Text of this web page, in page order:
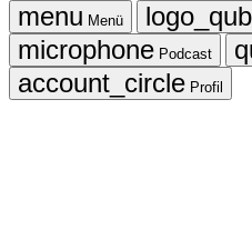
Menü
Podcast
Profil